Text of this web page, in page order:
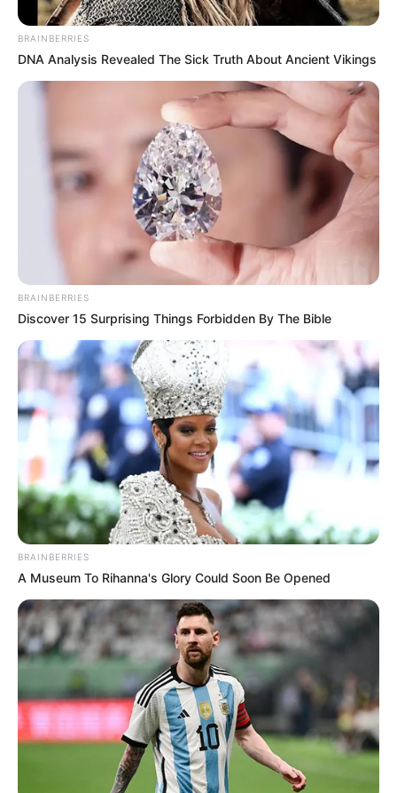
BRAINBERRIES
DNA Analysis Revealed The Sick Truth About Ancient Vikings
BRAINBERRIES
Discover 15 Surprising Things Forbidden By The Bible
BRAINBERRIES
A Museum To Rihanna's Glory Could Soon Be Opened